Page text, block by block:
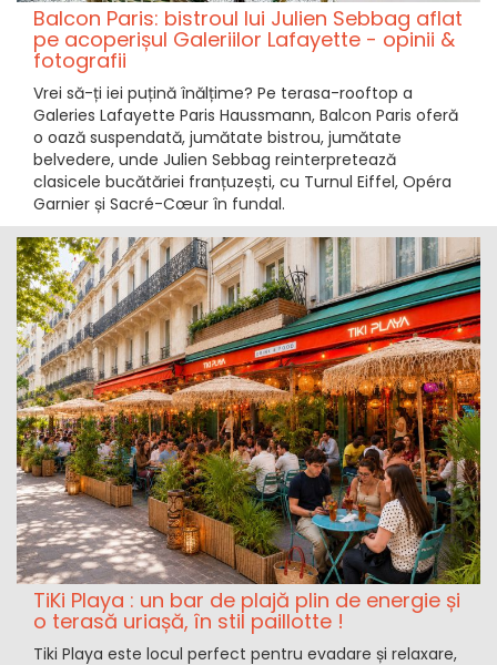
Balcon Paris: bistroul lui Julien Sebbag aflat
pe acoperișul Galeriilor Lafayette - opinii &
fotografii
Vrei să-ți iei puțină înălțime? Pe terasa-rooftop a
Galeries Lafayette Paris Haussmann, Balcon Paris oferă
o oază suspendată, jumătate bistrou, jumătate
belvedere, unde Julien Sebbag reinterpretează
clasicele bucătăriei franțuzești, cu Turnul Eiffel, Opéra
Garnier și Sacré-Cœur în fundal.
TiKi Playa : un bar de plajă plin de energie și
o terasă uriașă, în stil paillotte !
Tiki Playa este locul perfect pentru evadare și relaxare,